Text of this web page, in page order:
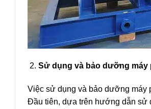
Sử dụng và bảo dưỡng máy
Việc sử dụng và bảo dưỡng máy
Đầu tiên, dựa trên hướng dẫn sử